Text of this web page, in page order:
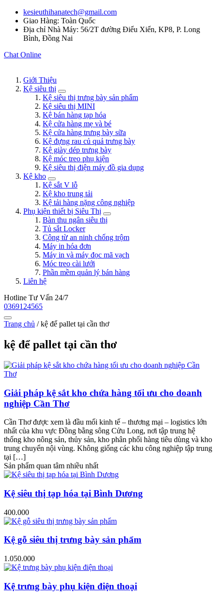
kesieuthihanatech@gmail.com
Giao Hàng: Toàn Quốc
Địa chỉ Nhà Máy: 56/2T đường Điểu Xiển, KP8, P. Long
Bình, Đồng Nai
Chat Online
Giới Thiệu
Kệ siêu thị
Kệ siêu thị trưng bày sản phẩm
Kệ siêu thị MINI
Kệ bán hàng tạp hóa
Kệ cửa hàng mẹ và bé
Kệ cửa hàng trưng bày sữa
Kệ đựng rau củ quả trưng bày
Kệ giày dép trưng bày
Kệ móc treo phụ kiện
Kệ siêu thị điện máy đồ gia dụng
Kệ kho
Kệ sắt V lỗ
Kệ kho trung tải
Kệ tải hàng nặng công nghiệp
Phụ kiện thiết bị Siêu Thị
Bàn thu ngân siêu thị
Tủ sắt Locker
Công từ an ninh chống trộm
Máy in hóa đơn
Máy in và máy đọc mã vạch
Móc treo cài lưới
Phần mềm quản lý bán hàng
Liên hệ
Hotline Tư Vấn 24/7
0369124565
Trang chủ /kệ để pallet tại cần thơ
kệ để pallet tại cần thơ
Giải pháp kệ sắt kho chứa hàng tối ưu cho doanh
nghiệp Cần Thơ
Cần Thơ được xem là đầu mối kinh tế – thương mại – logistics lớn
nhất của khu vực Đồng bằng sông Cửu Long, nơi tập trung hệ
thống kho nông sản, thủy sản, kho phân phối hàng tiêu dùng và kho
trung chuyển nội vùng. Không giống các khu công nghiệp tập trung
tại […]
Sản phẩm quan tâm nhiều nhất
Kệ siêu thị tạp hóa tại Bình Dương
400.000
Kệ gỗ siêu thị trưng bày sản phẩm
1.050.000
Kệ trưng bày phụ kiện điện thoại